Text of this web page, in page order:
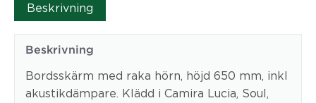
Beskrivning
Beskrivning
Bordsskärm med raka hörn, höjd 650 mm, inkl
akustikdämpare. Klädd i Camira Lucia, Soul,